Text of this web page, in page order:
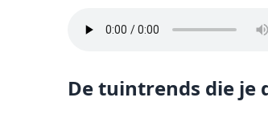
De tuintrends die je